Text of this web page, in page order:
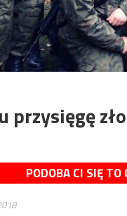
przysięgę
PODOBA CI SIĘ